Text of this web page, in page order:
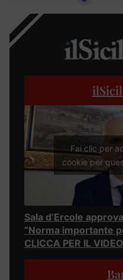
Fai clic per
cookie per
Sala d’Ercole
“Norma importante
CLICCA PER IL VIDEO